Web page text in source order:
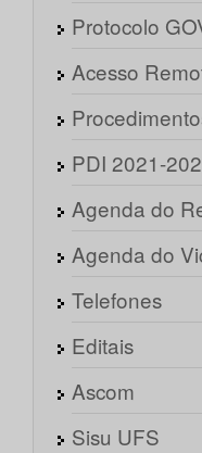
Protocolo
Acesso
PDI 2021-
Agenda do
Agenda do
Telefones
Editais
Ascom
Sisu UFS